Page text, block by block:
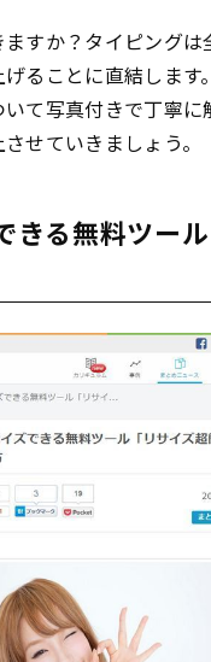
すか？タイピング
ることに直結します
て写真付きで丁寧
せていきましょう。
る無料ツー